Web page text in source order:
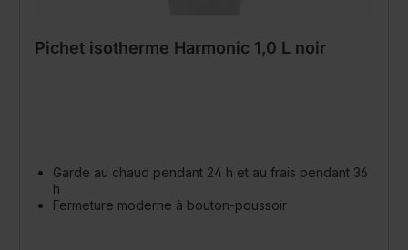
Pichet isotherme Harmonic 1,0 L noir
Garde au chaud pendant 24 h et au frais pendant 36
h
Fermeture moderne à bouton-poussoir